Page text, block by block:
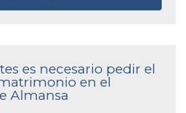
es necesario pedir el
en el
Almansa